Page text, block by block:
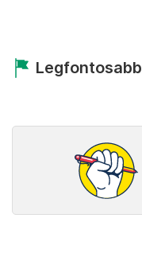
Legfontosabb